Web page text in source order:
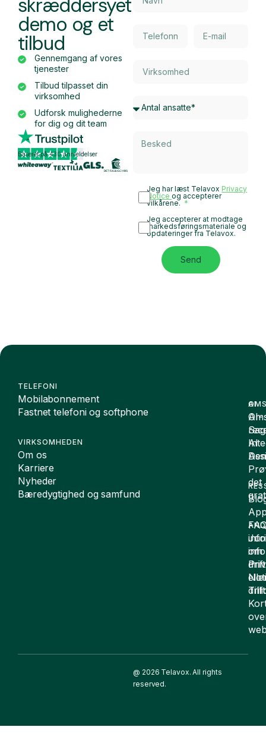
skræddersyet
demo og et
tilbud
Gennemgang af vores
tjenester
Tilbud tilpasset din
virksomhed
Udforsk mulighederne
for dig og dit team
Baseret på 430 anmeldelser
Jeg har læst Telavox Privacy
Noticeog accepterer
vilkårene.
Jeg accepterer at modtage
markedsføringsmateriale og
opdateringer fra Telavox.
Send
TELEFONI
Mobilabonnement
Fastnet telefoni og softphone
VIRKSOMHEDEN
Om os
Karriere
Nyheder
Bæredygtighed og samfund
om
drift
AI
AI-
AI
det
@ 2026 Telavox. All rights
reserved.